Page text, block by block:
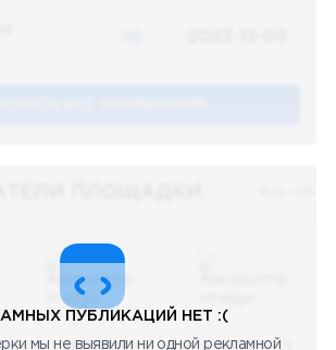
08.05.2023
08.05.2023
ПУБЛИКАЦИЙ НЕТ :(
мы не выявили ни одной рекламной